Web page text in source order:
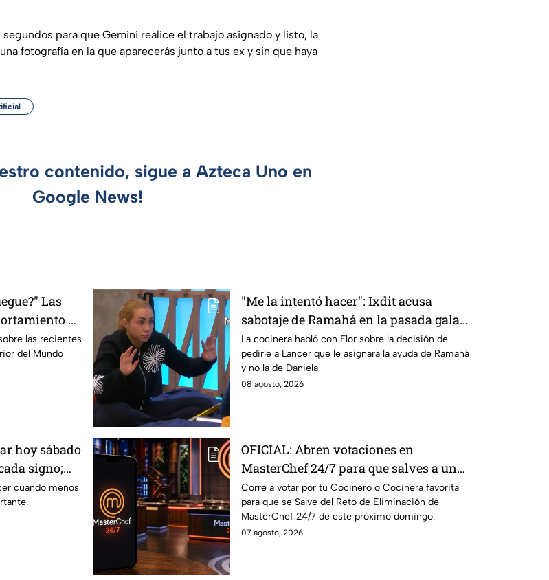
para que Gemini realice el trabajo asignado y listo, la
fotografía en la que aparecerás junto a tus ex y sin que haya
contenido, sigue a Azteca Uno en
Google News!
Las
de
7
las recientes
del Mundo
"Me la intentó hacer": Ixdit acusa
sabotaje de Ramahá en la pasada gala
de salvación de MasterChef 24/7
La cocinera habló con Flor sobre la decisión de
pedirle a Lancer que le asignara la ayuda de Ramahá
y no la de Daniela
08 agosto, 2026
hoy sábado
signo;
días
cuando menos
OFICIAL: Abren votaciones en
MasterChef 24/7 para que salves a un
Cocinero del Reto de Eliminación de
este domingo
Corre a votar por tu Cocinero o Cocinera favorita
para que se Salve del Reto de Eliminación de
MasterChef 24/7 de este próximo domingo.
07 agosto, 2026